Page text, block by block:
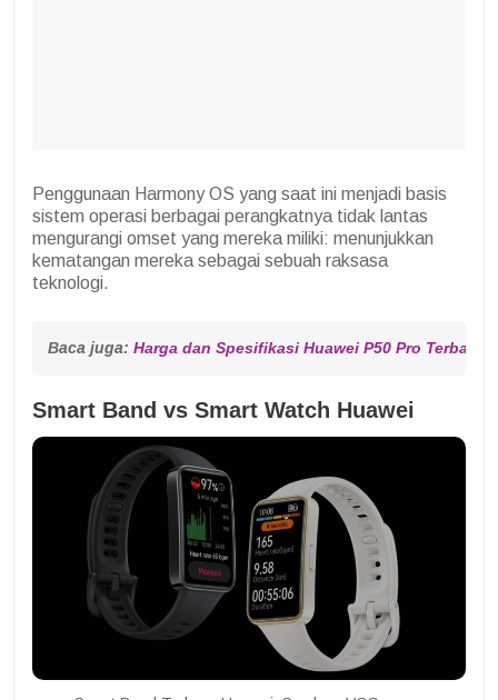
Penggunaan Harmony OS yang saat ini menjadi basis
sistem operasi berbagai perangkatnya tidak lantas
mengurangi omset yang mereka miliki: menunjukkan
kematangan mereka sebagai sebuah raksasa
teknologi.
Baca juga: Harga dan Spesifikasi Huawei P50 Pro Terbaru
Smart Band vs Smart Watch Huawei